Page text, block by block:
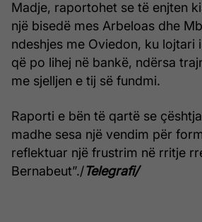
Madje, raportohet se të enjten
një bisedë mes Arbeloas dhe
ndeshjes me Oviedon, ku lojtari
që po lihej në bankë, ndërsa
me sjelljen e tij së fundmi.
Raporti e bën të qartë se
madhe sesa një vendim për
reflektuar një frustrim në rritje
Bernabeut”./Telegrafi/